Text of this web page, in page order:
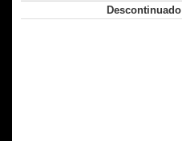
Descontinuado